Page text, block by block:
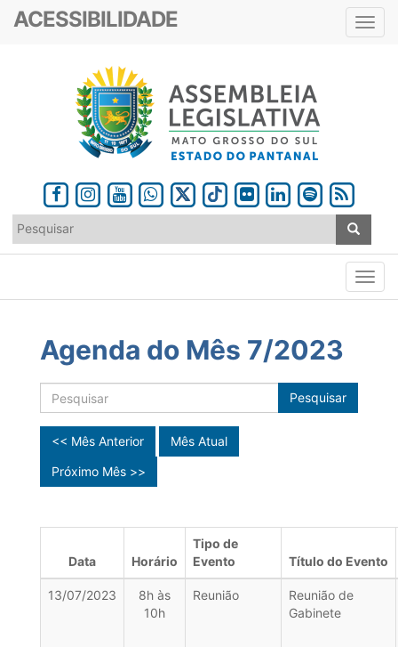
ACESSIBILIDADE
Agenda do Mês 7/2023
Pesquisar
<< Mês Anterior
Mês Atual
Próximo Mês >>
Data Horário
Tipo de
Evento
Título do Evento
13/07/2023
8h às
10h
Reunião
Reunião de
Gabinete